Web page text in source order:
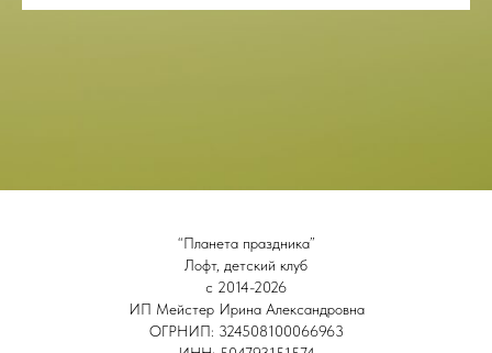
“Планета праздника”
Лофт, детский клуб
с 2014-2026
ИП Мейстер Ирина Александровна
ОГРНИП: 324508100066963